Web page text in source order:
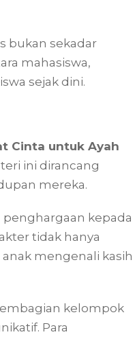
bukan sekadar
mahasiswa,
sejak dini.
Cinta untuk Ayah
ini dirancang
mereka.
penghargaan kepada
tidak hanya
mengenali kasih
kelompok
Para